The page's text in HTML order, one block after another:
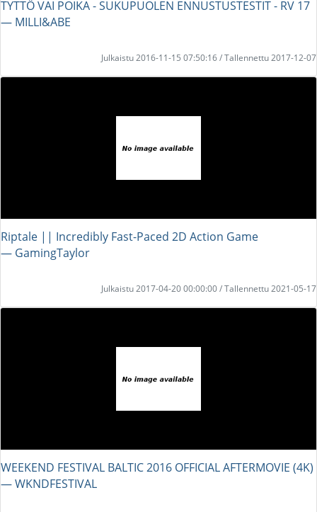
TYTTÖ VAI POIKA - SUKUPUOLEN ENNUSTUSTESTIT - RV 17
― MILLI&ABE
Julkaistu 2016-11-15 07:50:16 / Tallennettu 2017-12-07
Riptale || Incredibly Fast-Paced 2D Action Game
― GamingTaylor
Julkaistu 2017-04-20 00:00:00 / Tallennettu 2021-05-17
WEEKEND FESTIVAL BALTIC 2016 OFFICIAL AFTERMOVIE (4K)
― WKNDFESTIVAL